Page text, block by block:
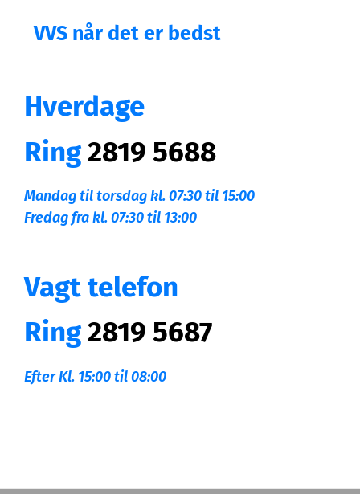
VVS når det er bedst
Hverdage
Ring2819 5688
Mandag til torsdag kl. 07:30 til 15:00
Fredag fra kl. 07:30 til 13:00
Vagt telefon
Ring2819 5687
Efter Kl. 15:00 til 08:00